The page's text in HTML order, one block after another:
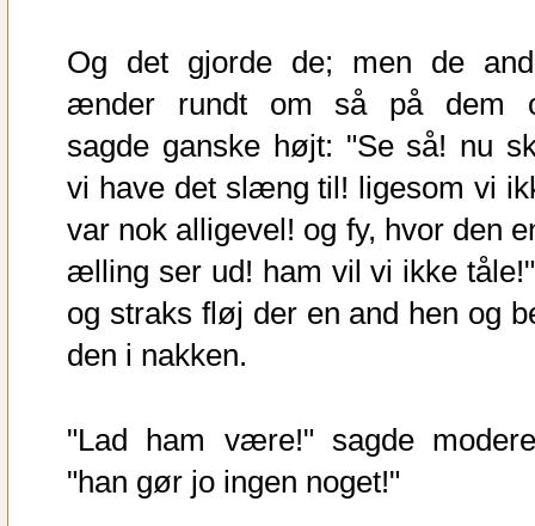
Og det gjorde de; men de
ænder rundt om så på dem
sagde ganske højt: "Se så! nu
vi have det slæng til! ligesom vi
var nok alligevel! og fy, hvor den
ælling ser ud! ham vil vi ikke
og straks fløj der en and hen og
den i nakken.
"Lad ham være!" sagde
"han gør jo ingen noget!"